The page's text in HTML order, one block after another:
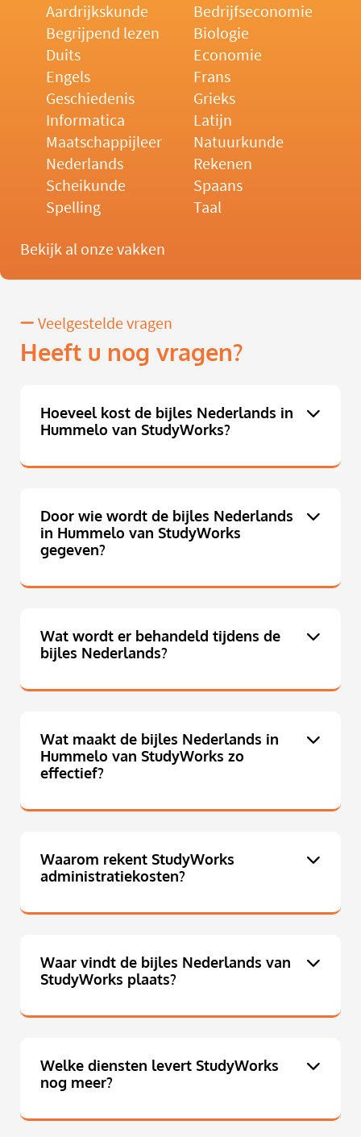
Aardrijkskunde
Bedrijfseconomie
Begrijpend lezen
Biologie
Duits
Economie
Engels
Frans
Geschiedenis
Grieks
Informatica
Latijn
Maatschappijleer
Natuurkunde
Nederlands
Rekenen
Scheikunde
Spaans
Spelling
Taal
Bekijk al onze vakken
Veelgestelde vragen
Heeft u nog vragen?
Hoeveel kost de bijles Nederlands in
Hummelo van StudyWorks?
Door wie wordt de bijles Nederlands
in Hummelo van StudyWorks
gegeven?
Wat wordt er behandeld tijdens de
bijles Nederlands?
Wat maakt de bijles Nederlands in
Hummelo van StudyWorks zo
effectief?
Waarom rekent StudyWorks
administratiekosten?
Waar vindt de bijles Nederlands van
StudyWorks plaats?
Welke diensten levert StudyWorks
nog meer?